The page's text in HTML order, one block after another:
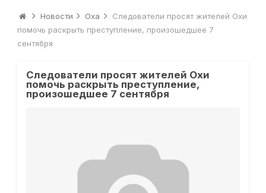
Новости Оха
Следователи просят жителей Охи
помочь раскрыть преступление, произошедшее 7
сентября
Следователи просят жителей Охи
помочь раскрыть преступление,
произошедшее 7 сентября